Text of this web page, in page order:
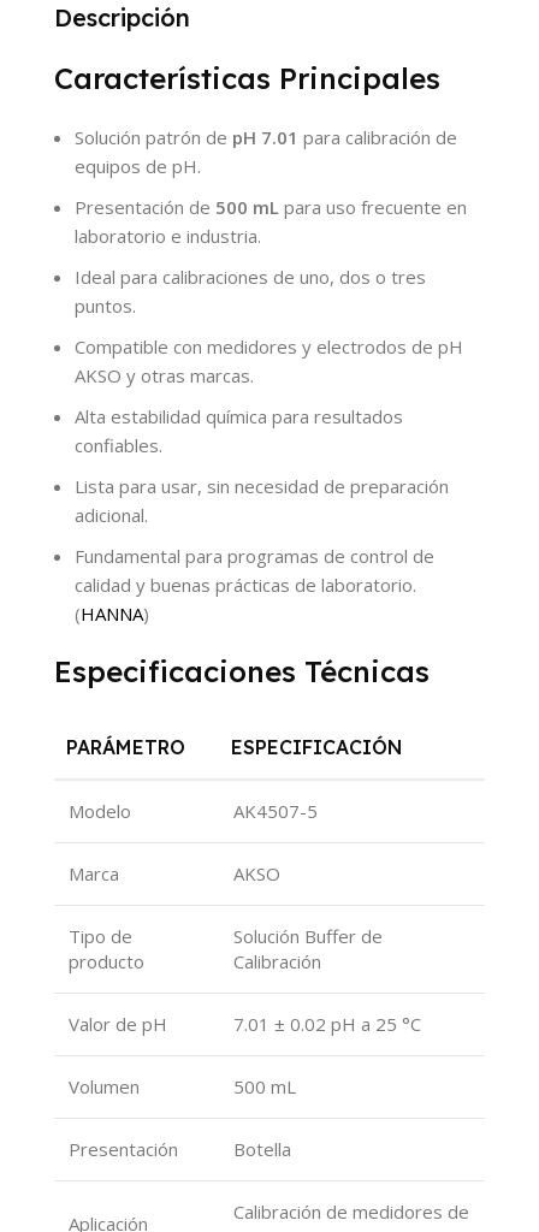
Descripción
Características Principales
Solución patrón de pH 7.01 para calibración de
equipos de pH.
Presentación de 500 mL para uso frecuente en
laboratorio e industria.
Ideal para calibraciones de uno, dos o tres
puntos.
Compatible con medidores y electrodos de pH
AKSO y otras marcas.
Alta estabilidad química para resultados
confiables.
Lista para usar, sin necesidad de preparación
adicional.
Fundamental para programas de control de
calidad y buenas prácticas de laboratorio.
(HANNA)
Especificaciones Técnicas
PARÁMETRO ESPECIFICACIÓN
Modelo AK4507-5
Marca AKSO
Tipo de
producto
Solución Buffer de
Calibración
Valor de pH 7.01 ± 0.02 pH a 25 °C
Volumen 500 mL
Presentación Botella
Aplicación
Calibración de medidores de